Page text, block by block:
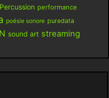
Percussion performance
poésie sonore puredata
sound art streaming